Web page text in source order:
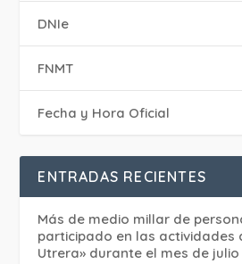
DNIe
FNMT
Fecha y Hora Oficial
ENTRADAS RECIENTES
Más de medio millar de
participado en las actividades
Utrera» durante el mes de julio